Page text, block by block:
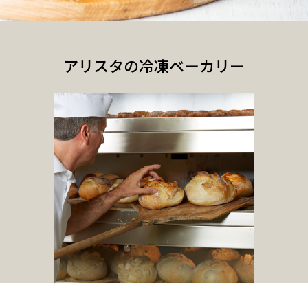
アリスタの冷凍ベーカリー